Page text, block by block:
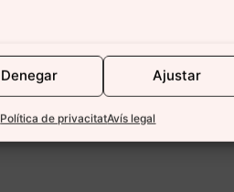
Denegar Ajustar
Política de privacitatAvís legal